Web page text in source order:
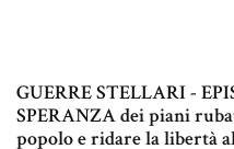
GUERRE STELLARI -
SPERANZA dei piani
popolo e ridare la libertà